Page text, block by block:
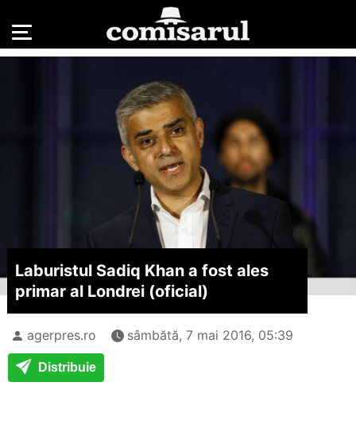
Laburistul Sadiq Khan a fost ales
primar al Londrei (oficial)
agerpres.ro sâmbătă, 7 mai 2016, 05:39
Distribuie